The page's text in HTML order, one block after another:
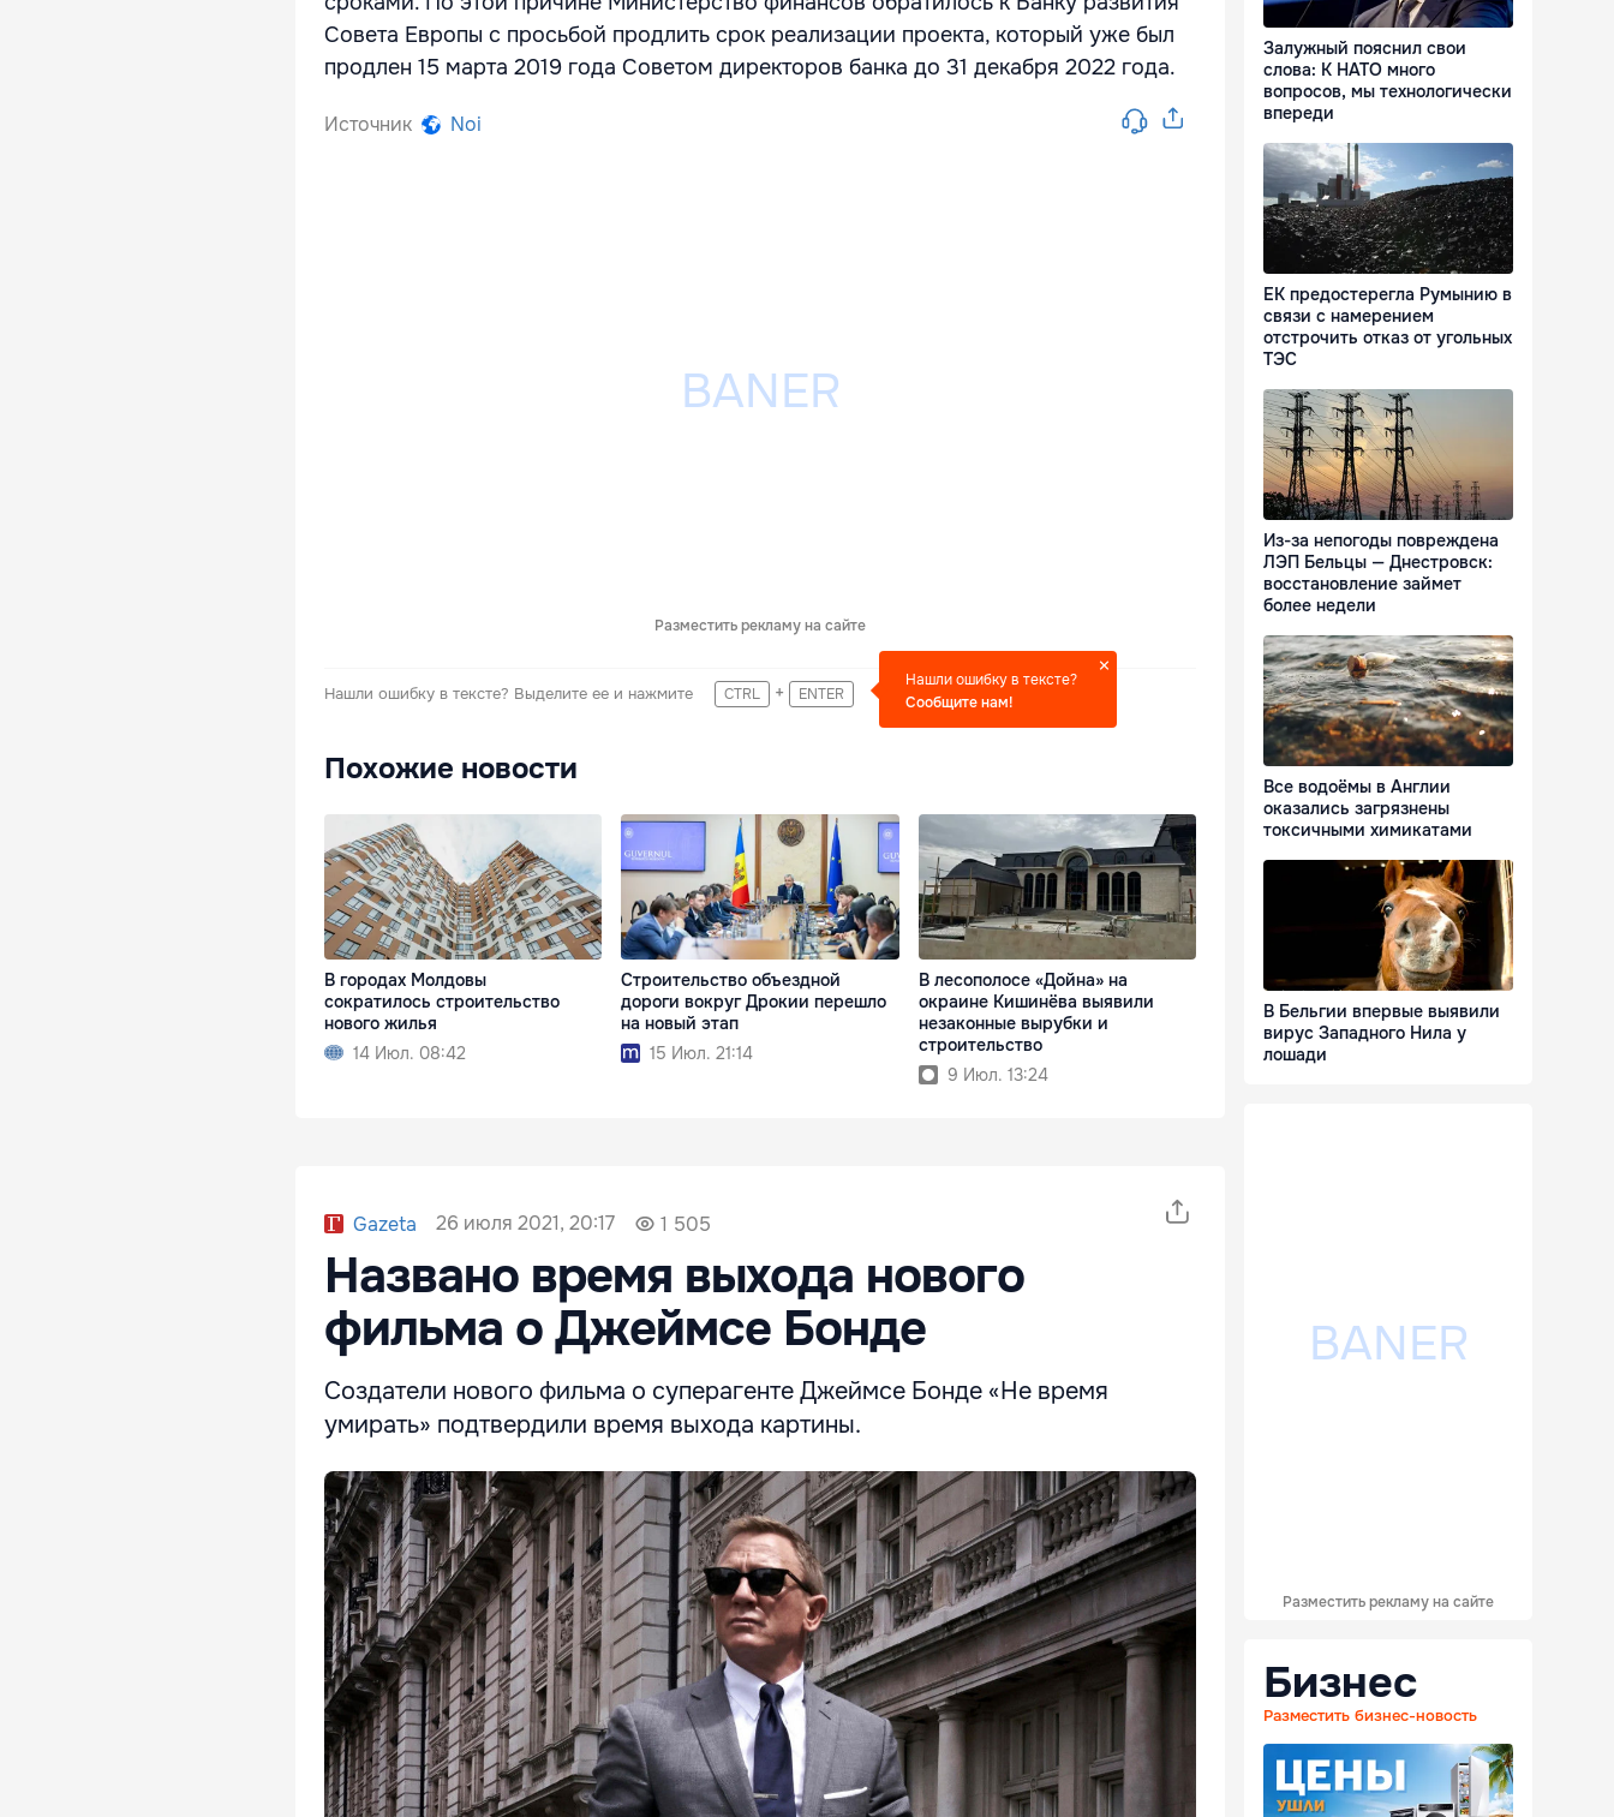
Совета Европы с просьбой продлить срок реализации проекта, который уже был
продлен 15 марта 2019 года Советом директоров банка до 31 декабря 2022 года.
Источник Noi
Разместить рекламу на сайте
Нашли ошибку в тексте? Выделите ее и нажмите CTRL + ENTER
Нашли ошибку в тексте?
Сообщите нам!
Похожие новости
В городах Молдовы
сократилось строительство
нового жилья
14 Июл. 08:42
Строительство объездной
дороги вокруг Дрокии перешло
на новый этап
15 Июл. 21:14
В лесополосе «Дойна» на
окраине Кишинёва выявили
незаконные вырубки и
строительство
9 Июл. 13:24
Gazeta 26 июля 2021, 20:17 1 505
Названо время выхода нового
фильма о Джеймсе Бонде
Создатели нового фильма о суперагенте Джеймсе Бонде «Не время
умирать» подтвердили время выхода картины.
Залужный пояснил свои
слова: К НАТО много
вопросов, мы технологически
впереди
ЕК предостерегла Румынию в
связи с намерением
отстрочить отказ от угольных
ТЭС
Из-за непогоды повреждена
ЛЭП Бельцы — Днестровск:
восстановление займет
более недели
Все водоёмы в Англии
оказались загрязнены
токсичными химикатами
В Бельгии впервые выявили
вирус Западного Нила у
лошади
Разместить рекламу на сайте
Бизнес
Разместить бизнес-новость